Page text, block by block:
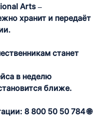
Arts –
хранит и передаёт
станет
в неделю
ближе.
8 800 50 50 784 🌐